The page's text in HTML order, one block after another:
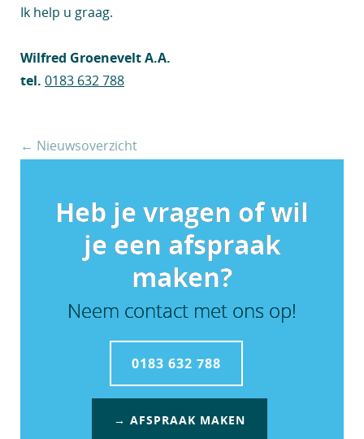
Ik help u graag.
Wilfred Groenevelt A.A.
tel. 0183 632 788
← Nieuwsoverzicht
Heb je vragen of wil
je een afspraak
maken?
Neem contact met ons op!
0183 632 788
→ AFSPRAAK MAKEN